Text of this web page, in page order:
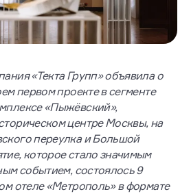
«Текта Групп» объявила о
первом проекте в сегменте
«Пыжёвский»,
центре Москвы, на
переулка и Большой
которое стало значимым
событием, состоялось 9
отеле «Метрополь» в формате